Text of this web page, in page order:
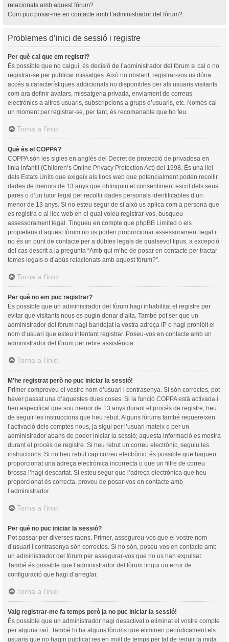
relacionats amb aquest fòrum?
Com puc posar-me en contacte amb l’administrador del fòrum?
Problemes d’inici de sessió i registre
Per què cal que em registri?
És possible que no calgui, és decisió de l’administrador del fòrum si cal o no
registrar-se per publicar missatges. Això no obstant, registrar-vos us dóna
accés a característiques addicionals no disponibles per als usuaris visitants
com ara definir avatars, missatgeria privada, enviament de correus
electrònics a altres usuaris, subscripcions a grups d’usuaris, etc. Només cal
un moment per registrar-se, per tant, és recomanable que ho feu.
Torna a l’inici
Què és el COPPA?
COPPA són les sigles en anglès del Decret de protecció de privadesa en
línia infantil (Children’s Online Privacy Protection Act) del 1998. És una llei
dels Estats Units que exigeix als llocs web que potencialment poden recollir
dades de menors de 13 anys que obtinguin el consentiment escrit dels seus
pares o d’un tutor legal per recollir dades personals identificables d’un
menor de 13 anys. Si no esteu segur de si això us aplica com a persona que
es registra o al lloc web en el qual voleu registrar-vos, busqueu
assessorament legal. Tingueu en compte que phpBB Limited o els
propietaris d’aquest fòrum no us poden proporcionar assessorament legal i
no és un punt de contacte per a dubtes legals de qualsevol tipus, a excepció
del cas descrit a la pregunta “Amb qui m’he de posar en contacte per tractar
temes legals o d’abús relacionats amb aquest fòrum?”.
Torna a l’inici
Per què no em puc registrar?
És possible que un administrador del fòrum hagi inhabilitat el registre per
evitar que visitants nous es pugin donar d’alta. També pot ser que un
administrador del fòrum hagi bandejat la vostra adreça IP o hagi prohibit el
nom d’usuari que esteu intentant registrar. Poseu-vos en contacte amb un
administrador del fòrum per rebre assistència.
Torna a l’inici
M’he registrat però no puc iniciar la sessió!
Primer comproveu el vostre nom d’usuari i contrasenya. Si són correctes, pot
haver passat una d’aquestes dues coses. Si la funció COPPA està activada i
heu especificat que sou menor de 13 anys durant el procés de registre, heu
de seguir les instruccions que heu rebut. Alguns fòrums també requereixen
l’activació dels comptes nous, ja sigui per l’usuari mateix o per un
administrador abans de poder iniciar la sessió; aquesta informació es mostra
durant el procés de registre. Si heu rebut un correu electrònic, seguiu les
instruccions. Si no heu rebut cap correu electrònic, és possible que hagueu
proporcionat una adreça electrònica incorrecta o que un filtre de correu
brossa l’hagi descartat. Si esteu segur que l’adreça electrònica que heu
proporcionat és correcta, proveu de posar-vos en contacte amb
l’administrador.
Torna a l’inici
Per què no puc iniciar la sessió?
Pot passar per diverses raons. Primer, assegureu-vos que el vostre nom
d’usuari i contrasenya són correctes. Si ho són, poseu-vos en contacte amb
un administrador del fòrum per assegurar-vos que no us han expulsat.
També és possible que l’administrador del fòrum tingui un error de
configuració que hagi d’arreglar.
Torna a l’inici
Vaig registrar-me fa temps però ja no puc iniciar la sessió!
És possible que un administrador hagi desactivat o eliminat el vostre compte
per alguna raó. També hi ha alguns fòrums que eliminen periòdicament els
usuaris que no hagin publicat res en molt de temps per tal de reduir la mida